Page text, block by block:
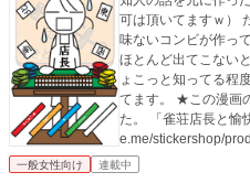
可は頂いてますｗ） た
味ないコンビが作っ
ほとんど出てこない
ょこっと知ってる程
てます。 ★この漫画のキャラを使ったLINEスタンプ作りまし
た。 「雀荘店長と
e.me/stickershop/
りますので、よろしけ
一般女性向け 連載中